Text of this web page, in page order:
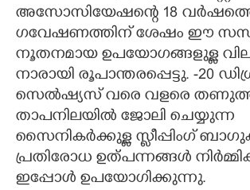
അസോസിയേഷന്റെ 18
ഗവേഷണത്തിന് ശേഷം ഈ
നൂതനമായ ഉപയോഗങ്ങളുള്ള
നാരായി രൂപാന്തരപ്പെട്ടു. -20
സെൽഷ്യസ് വരെ വളരെ
താപനിലയിൽ ജോലി ചെയ്യുന്ന
സൈനികർക്കുള്ള സ്ലീപ്പിംഗ്
പ്രതിരോധ ഉത്പന്നങ്ങൾ
ഇപ്പോൾ ഉപയോഗിക്കുന്നു.